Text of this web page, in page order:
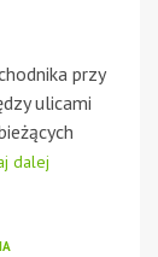
przy
ulicami
dalej